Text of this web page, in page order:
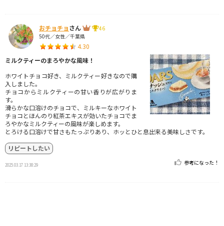
おチョチョさん
46
50代／女性／千葉県
4.30
ミルクティーのまろやかな風味！
ホワイトチョコ好き、ミルクティー好きなので購
入しました。
チョコからミルクティーの甘い香りが広がりま
す。
滑らかな口溶けのチョコで、ミルキーなホワイト
チョコとほんのり紅茶エキスが効いたチョコでま
ろやかなミルクティーの風味が楽しめます。
とろける口溶けで甘さもたっぷりあり、ホッとひと息出来る美味しさです。
リピートしたい
2025.03.17 13:38:29 参考になった！